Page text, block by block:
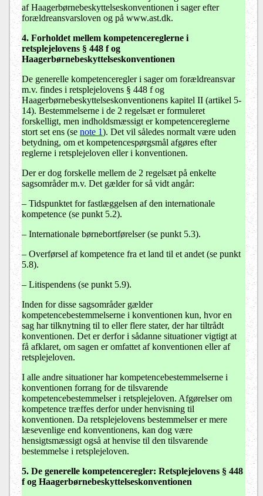
af Haagerbørnebeskyttelseskonventionen i sager efter
forældreansvarsloven og på www.ast.dk.
4. Forholdet mellem kompetencereglerne i
retsplejelovens § 448 f og
Haagerbørnebeskyttelseskonventionen
De generelle kompetenceregler i sager om forældreansvar
m.v. findes i retsplejelovens § 448 f og
Haagerbørnebeskyttelseskonventionens kapitel II (artikel 5-
14). Bestemmelserne i de 2 regelsæt er formuleret
forskelligt, men indholdsmæssigt er kompetencereglerne
stort set ens (se note 1). Det vil således normalt være uden
betydning, om et kompetencespørgsmål afgøres efter
reglerne i retsplejeloven eller i konventionen.
Der er dog forskelle mellem de 2 regelsæt på enkelte
sagsområder m.v. Det gælder for så vidt angår:
– Tidspunktet for fastlæggelsen af den internationale
kompetence (se punkt 5.2).
– Internationale børnebortførelser (se punkt 5.3).
– Overførsel af kompetence fra et land til et andet (se punkt
5.8).
– Litispendens (se punkt 5.9).
Inden for disse sagsområder gælder
kompetencebestemmelserne i konventionen kun, hvor en
sag har tilknytning til to eller flere stater, der har tiltrådt
konventionen. Det er derfor i sådanne situationer vigtigt at
få afklaret, om sagen er omfattet af konventionen eller af
retsplejeloven.
I alle andre situationer har kompetencebestemmelserne i
konventionen forrang for de tilsvarende
kompetencebestemmelser i retsplejeloven. Afgørelser om
kompetence træffes derfor under henvisning til
konventionen. Da retsplejelovens bestemmelser er mere
læsevenlige end konventionens, kan dog være
hensigtsmæssigt også at henvise til den tilsvarende
bestemmelse i retsplejeloven.
5. De generelle kompetenceregler: Retsplejelovens § 448
f og Haagerbørnebeskyttelseskonventionen